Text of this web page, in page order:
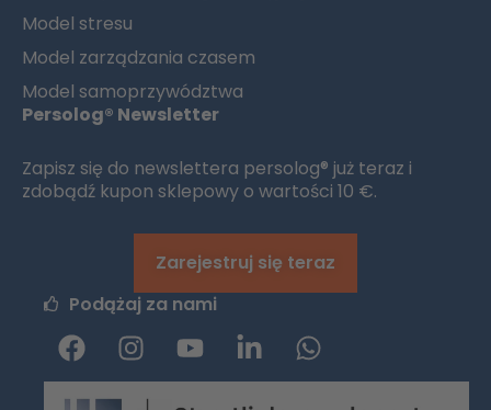
Model stresu
Model zarządzania czasem
Model samoprzywództwa
Persolog® Newsletter
Zapisz się do newslettera persolog® już teraz i
zdobądź kupon sklepowy o wartości 10 €.
Zarejestruj się teraz
Podążaj za nami
F
a
c
I
n
s
y
o
u
L
i
n
W
h
a